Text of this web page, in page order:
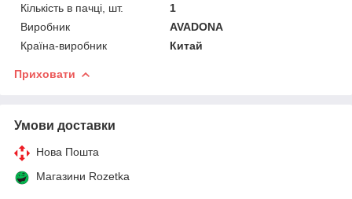
Кількість в пачці, шт.
1
Виробник
AVADONA
Країна-виробник
Китай
Приховати
Умови доставки
Нова Пошта
Магазини Rozetka